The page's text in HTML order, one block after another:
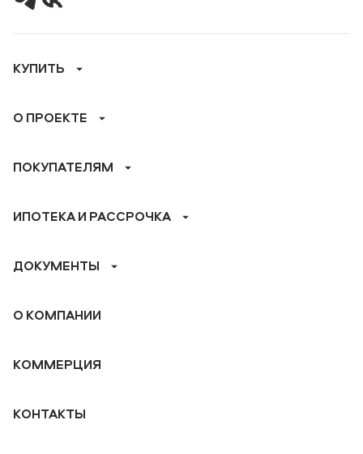
КУПИТЬ
О ПРОЕКТЕ
ПОКУПАТЕЛЯМ
ИПОТЕКА И РАССРОЧКА
ДОКУМЕНТЫ
О КОМПАНИИ
КОММЕРЦИЯ
КОНТАКТЫ